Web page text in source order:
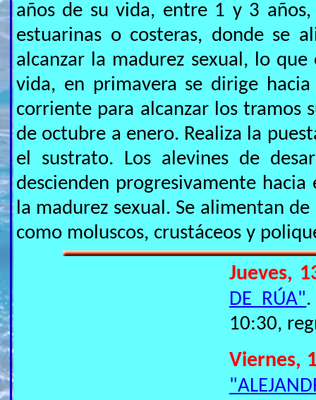
años de su vida, entre 1 y 3 años,
estuarinas o costeras, donde se
alcanzar la madurez sexual, lo
vida, en primavera se dirige
corriente para alcanzar los tramos
de octubre a enero. Realiza la
el sustrato. Los alevines de
descienden progresivamente
la madurez sexual. Se alimentan
como moluscos, crustáceos y
Jueves,
DE RÚA"
10:30,
Viernes,